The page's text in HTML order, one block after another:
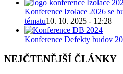
Konference Izolace 2026 se
tématu10. 10. 2025 - 12:28
Konference Defekty budov
NEJČTENĚJŠÍ ČLÁNKY